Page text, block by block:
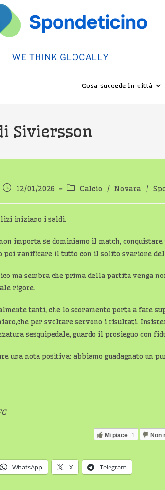
Cosa succede in città
Siviersson
Articolo
12/01/2026
Categoria
Calcio / Novara /
iniziano i saldi.
importa se dominiamo il match,
poi vanificare il tutto con il solito svarione del
ma sembra che prima della partita venga
rigore.
tanti, che lo scoramento porta a fare
per svoltare servono i risultati.
sesquipedale, guardo il prosieguo con
una nota positiva: abbiamo guadagnato un
Mi piace 1 Non
WhatsApp X Telegram